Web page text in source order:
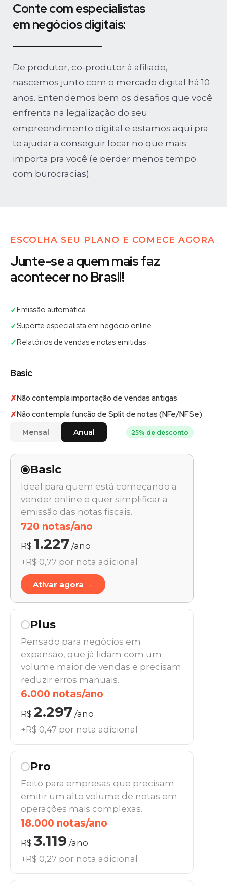
Conte com especialistas
em negócios digitais:
De produtor, co-produtor à afiliado,
nascemos junto com o mercado digital há 10
anos. Entendemos bem os desafios que você
enfrenta na legalização do seu
empreendimento digital e estamos aqui pra
te ajudar a conseguir focar no que mais
importa pra você (e perder menos tempo
com burocracias).
ESCOLHA SEU PLANO E COMECE AGORA
Junte-se a quem mais faz
acontecer no Brasil!
✓Emissão automática
✓Suporte especialista em negócio online
✓Relatórios de vendas e notas emitidas
Basic
✗Não contempla importação de vendas antigas
✗Não contempla função de Split de notas (NFe/NFSe)
Mensal Anual 25% de desconto
Basic
Ideal para quem está começando a
vender online e quer simplificar a
emissão das notas fiscais.
720 notas/ano
R$ 1.227 /ano
+R$ 0,77 por nota adicional
Ativar agora →
Plus
Pensado para negócios em
expansão, que já lidam com um
volume maior de vendas e precisam
reduzir erros manuais.
6.000 notas/ano
R$ 2.297 /ano
+R$ 0,47 por nota adicional
Pro
Feito para empresas que precisam
emitir um alto volume de notas em
operações mais complexas.
18.000 notas/ano
R$ 3.119 /ano
+R$ 0,27 por nota adicional